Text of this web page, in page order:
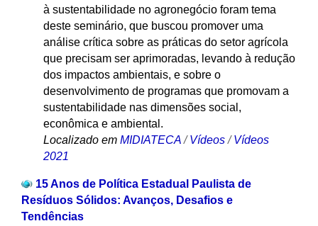
à sustentabilidade no agronegócio foram tema
deste seminário, que buscou promover uma
análise crítica sobre as práticas do setor agrícola
que precisam ser aprimoradas, levando à redução
dos impactos ambientais, e sobre o
desenvolvimento de programas que promovam a
sustentabilidade nas dimensões social,
econômica e ambiental.
Localizado em MIDIATECA /Vídeos /Vídeos
2021
15 Anos de Política Estadual Paulista de
Resíduos Sólidos: Avanços, Desafios e
Tendências